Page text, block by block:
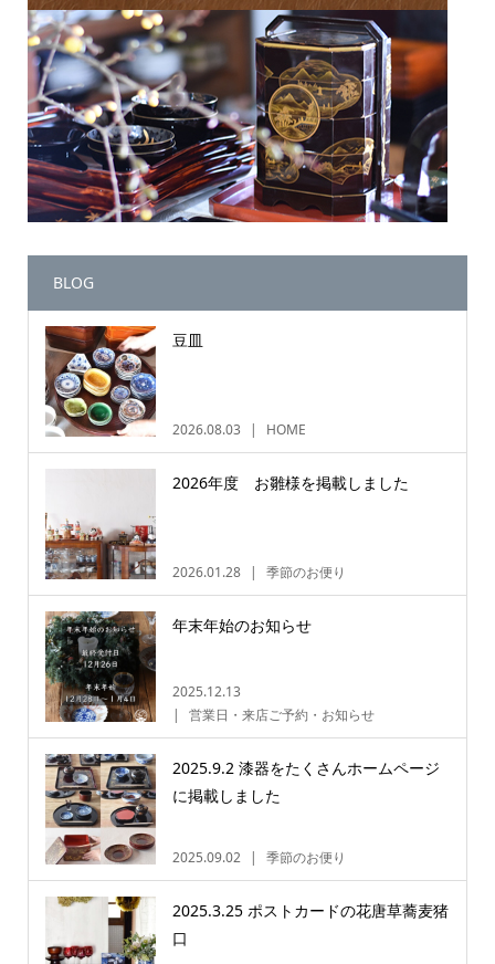
BLOG
豆皿
2026.08.03 HOME
2026年度 お雛様を掲載しました
2026.01.28 季節のお便り
年末年始のお知らせ
2025.12.13
営業日・来店ご予約・お知らせ
2025.9.2 漆器をたくさんホームページ
に掲載しました
2025.09.02 季節のお便り
2025.3.25 ポストカードの花唐草蕎麦猪
口